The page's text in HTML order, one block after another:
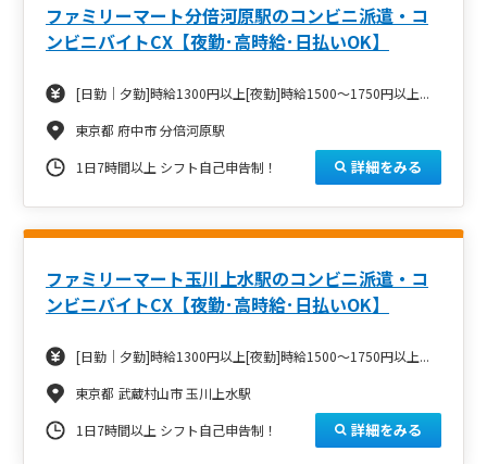
ファミリーマート分倍河原駅のコンビニ派遣・コ
ンビニバイトCX【夜勤･高時給･日払いOK】
[日勤｜夕勤]時給1300円以上[夜勤]時給1500～1750円以上...
東京都 府中市 分倍河原駅
1日7時間以上 シフト自己申告制！
詳細をみる
ファミリーマート玉川上水駅のコンビニ派遣・コ
ンビニバイトCX【夜勤･高時給･日払いOK】
[日勤｜夕勤]時給1300円以上[夜勤]時給1500～1750円以上...
東京都 武蔵村山市 玉川上水駅
1日7時間以上 シフト自己申告制！
詳細をみる